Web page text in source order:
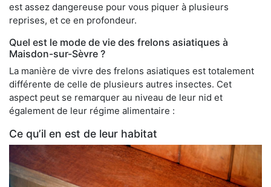
est assez dangereuse pour vous piquer à plusieurs
reprises, et ce en profondeur.
Quel est le mode de vie des frelons asiatiques à
Maisdon-sur-Sèvre ?
La manière de vivre des frelons asiatiques est totalement
différente de celle de plusieurs autres insectes. Cet
aspect peut se remarquer au niveau de leur nid et
également de leur régime alimentaire :
Ce qu’il en est de leur habitat